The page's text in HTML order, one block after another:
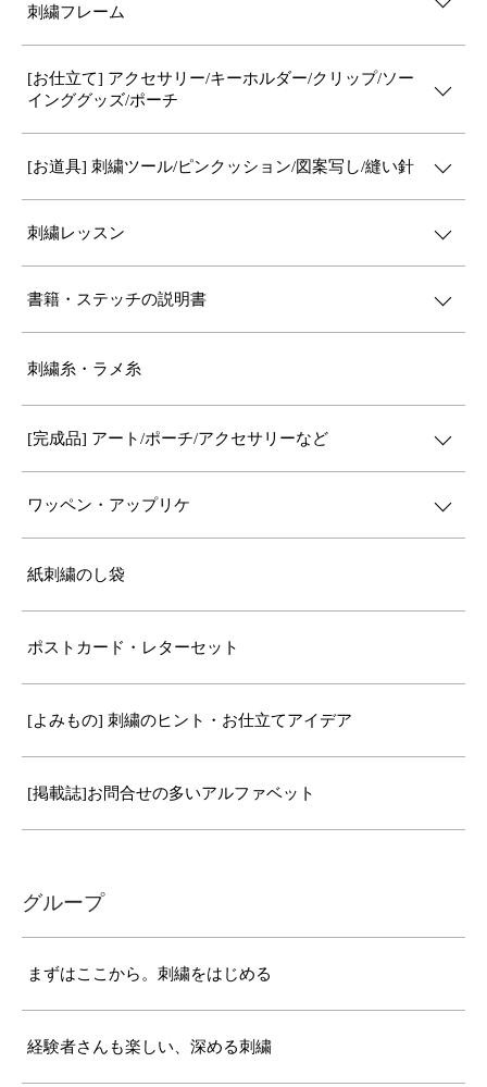
刺繍フレーム
[お仕立て] アクセサリー/キーホルダー/クリップ/ソー
インググッズ/ポーチ
[お道具] 刺繍ツール/ピンクッション/図案写し/縫い針
刺繍レッスン
書籍・ステッチの説明書
刺繍糸・ラメ糸
[完成品] アート/ポーチ/アクセサリーなど
ワッペン・アップリケ
紙刺繍のし袋
ポストカード・レターセット
[よみもの] 刺繍のヒント・お仕立てアイデア
[掲載誌]お問合せの多いアルファベット
グループ
まずはここから。刺繍をはじめる
経験者さんも楽しい、深める刺繍